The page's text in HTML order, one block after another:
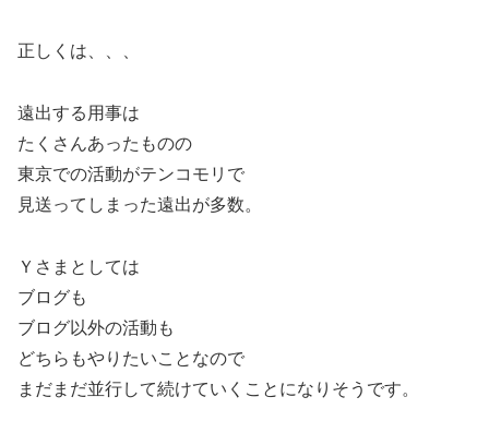
正しくは、、、
遠出する用事は
たくさんあったものの
東京での活動がテンコモリで
見送ってしまった遠出が多数。
Ｙさまとしては
ブログも
ブログ以外の活動も
どちらもやりたいことなので
まだまだ並行して続けていくことになりそうです。